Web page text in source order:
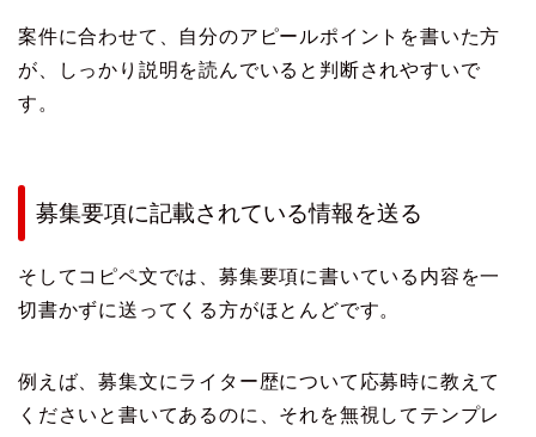
案件に合わせて、自分のアピールポイントを書いた方
が、しっかり説明を読んでいると判断されやすいで
す。
募集要項に記載されている情報を送る
そしてコピペ文では、募集要項に書いている内容を一
切書かずに送ってくる方がほとんどです。
例えば、募集文にライター歴について応募時に教えて
くださいと書いてあるのに、それを無視してテンプレ